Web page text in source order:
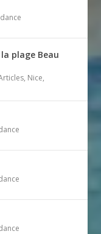
plage Beau
, Nice,